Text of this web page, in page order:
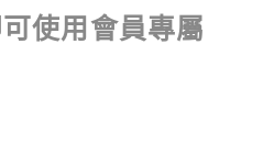
使用會員專屬